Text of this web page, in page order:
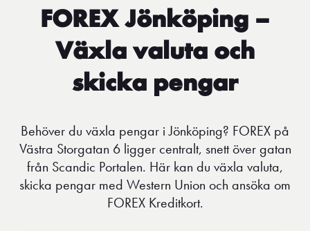
FOREX Jönköping –
Växla valuta och
skicka pengar
Behöver du växla pengar i Jönköping? FOREX på
Västra Storgatan 6 ligger centralt, snett över gatan
från Scandic Portalen. Här kan du växla valuta,
skicka pengar med Western Union och ansöka om
FOREX Kreditkort.